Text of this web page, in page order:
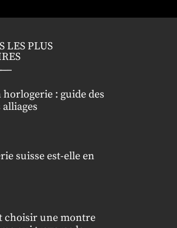
LES PLUS
horlogerie : guide des
suisse est-elle en
choisir une montre